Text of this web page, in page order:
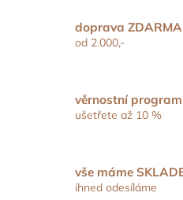
doprava ZDARMA
od 2.000,-
věrnostní program
ušetřete až 10 %
vše máme
ihned odesíláme